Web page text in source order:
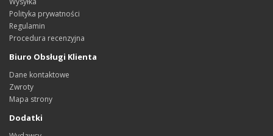
Polityka prywatności
Regulamin
Procedura recenzyjna
Biuro Obsługi Klienta
Dane kontaktowe
Zwroty
Mapa strony
Dodatki